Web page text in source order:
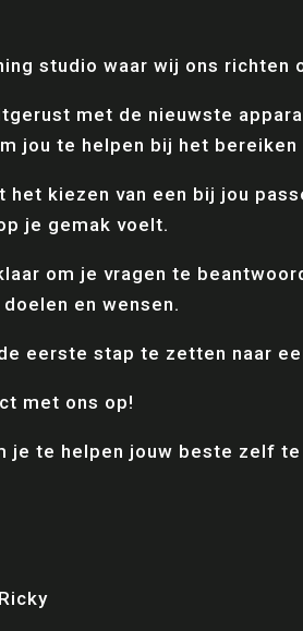
studio waar wij ons richten
met de nieuwste
jou te helpen bij het bereiken
het kiezen van een bij jou
je gemak voelt.
om je vragen te
en wensen.
eerste stap te zetten naar
met ons op!
je te helpen jouw beste zelf te